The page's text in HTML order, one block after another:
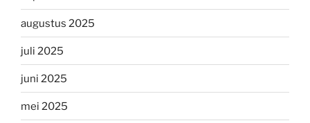
augustus 2025
juli 2025
juni 2025
mei 2025